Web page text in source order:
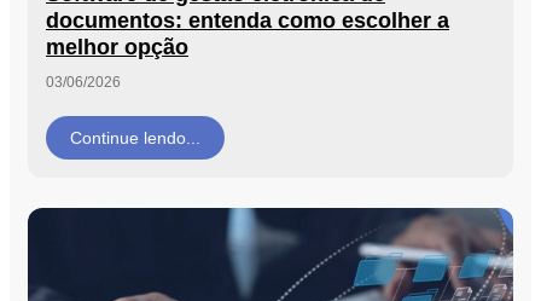
documentos: entenda como escolher a
melhor opção
03/06/2026
Continue lendo...